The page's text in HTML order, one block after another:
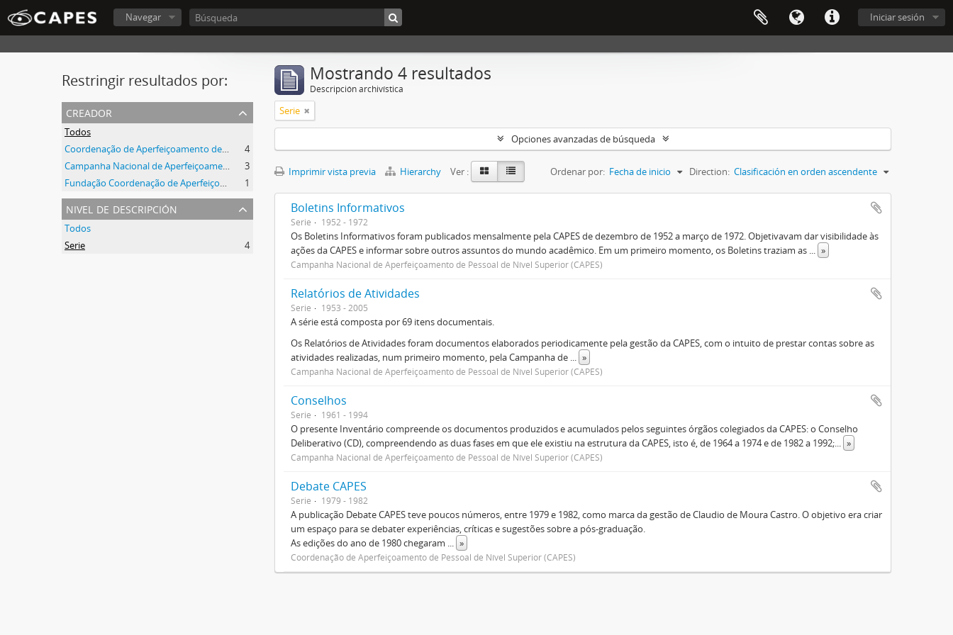
Iniciar sesión
Navegar
Restringir resultados por:
creador
Todos
Coordenação de Aperfeiçoamento de Pessoal de Nível Superior (CAPES)
4
Campanha Nacional de Aperfeiçoamento de Pessoal de Nível Superior (CAPES)
3
Fundação Coordenação de Aperfeiçoamento de Pessoal de Nível Superior (CAPES)
1
nivel de descripción
Todos
Serie
4
Mostrando 4 resultados
Descripción archivística
Serie
Opciones avanzadas de búsqueda
Imprimir vista previa Hierarchy Ver : Ordenar por: Fecha de inicio Direction: Clasificación en orden ascendente
Boletins Informativos
Serie 1952 - 1972
Os Boletins Informativos foram publicados mensalmente pela CAPES de dezembro de 1952 a março de 1972. Objetivavam dar visibilidade às
ações da CAPES e informar sobre outros assuntos do mundo acadêmico. Em um primeiro momento, os Boletins traziam as ... »
Campanha Nacional de Aperfeiçoamento de Pessoal de Nível Superior (CAPES)
Relatórios de Atividades
Serie 1953 - 2005
A série está composta por 69 itens documentais.
Os Relatórios de Atividades foram documentos elaborados periodicamente pela gestão da CAPES, com o intuito de prestar contas sobre as
atividades realizadas, num primeiro momento, pela Campanha de ... »
Campanha Nacional de Aperfeiçoamento de Pessoal de Nível Superior (CAPES)
Conselhos
Serie 1961 - 1994
O presente Inventário compreende os documentos produzidos e acumulados pelos seguintes órgãos colegiados da CAPES: o Conselho
Deliberativo (CD), compreendendo as duas fases em que ele existiu na estrutura da CAPES, isto é, de 1964 a 1974 e de 1982 a 1992;... »
Campanha Nacional de Aperfeiçoamento de Pessoal de Nível Superior (CAPES)
Debate CAPES
Serie 1979 - 1982
A publicação Debate CAPES teve poucos números, entre 1979 e 1982, como marca da gestão de Claudio de Moura Castro. O objetivo era criar
um espaço para se debater experiências, críticas e sugestões sobre a pós-graduação.
As edições do ano de 1980 chegaram ... »
Coordenação de Aperfeiçoamento de Pessoal de Nível Superior (CAPES)